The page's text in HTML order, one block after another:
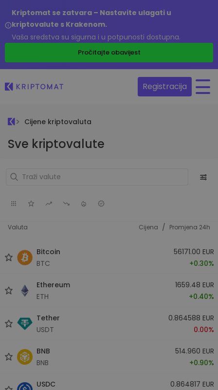
Kriptomat se zatvara – Nastavite ulagati u
kriptovalute s Krakenom.
Vaša sredstva su sigurna i u potpunosti dostupna.
Pročitajte obavijest
Registracija
Cijene kriptovaluta
Sve kriptovalute
Valuta Cijena / Promjena 24h
Bitcoin
BTC
56171.00 EUR
+0.30%
Ethereum
ETH
1659.48 EUR
+0.40%
Tether
USDT
0.864588 EUR
0.00%
BNB
BNB
514.960 EUR
+0.90%
USDC
0.864817 EUR